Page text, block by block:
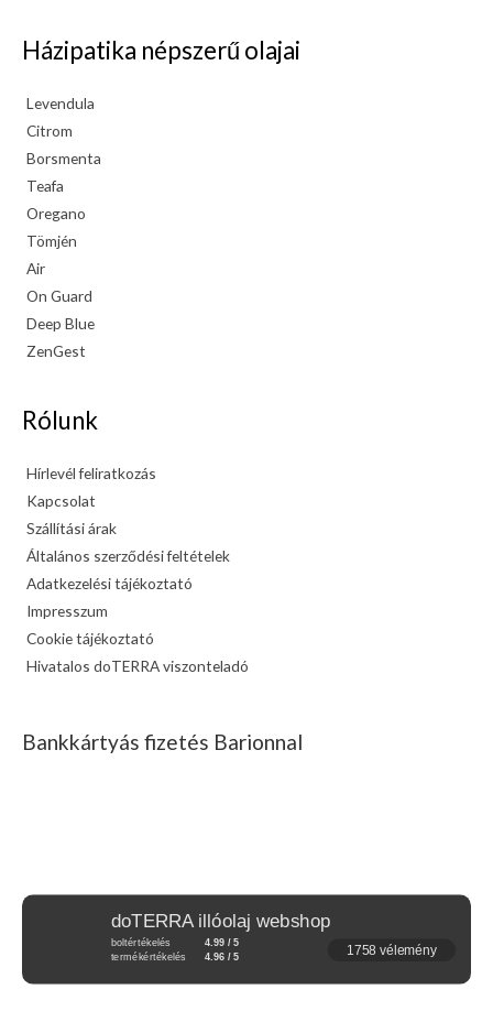
Házipatika népszerű olajai
Levendula
Citrom
Borsmenta
Teafa
Oregano
Tömjén
Air
On Guard
Deep Blue
ZenGest
Rólunk
Hírlevél feliratkozás
Kapcsolat
Szállítási árak
Általános szerződési feltételek
Adatkezelési tájékoztató
Impresszum
Cookie tájékoztató
Hivatalos doTERRA viszonteladó
Bankkártyás fizetés Barionnal
doTERRA illóolaj webshop
boltértékelés
4.99 / 5
termékértékelés
4.96 / 5 1758 vélemény